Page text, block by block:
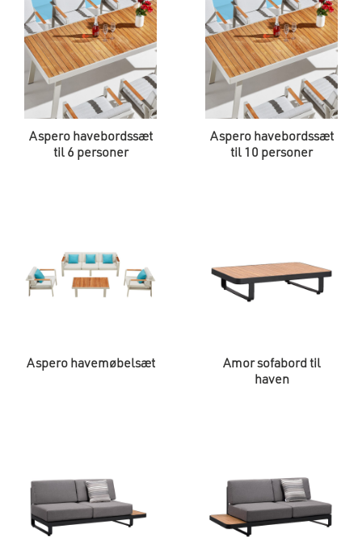
Aspero havebordssæt
til 6 personer
Aspero havebordssæt
til 10 personer
Aspero havemøbelsæt
Amor sofabord til
haven